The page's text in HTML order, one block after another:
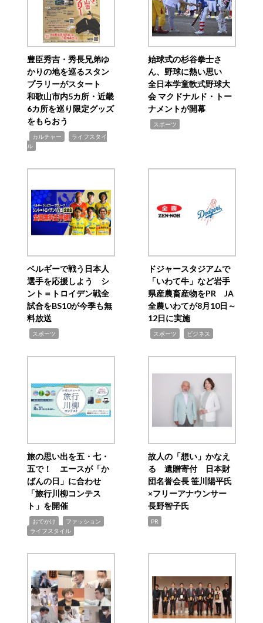
豊臣秀吉・秀長兄弟ゆ
かりの地を巡るスタン
プラリーがスタート
和歌山市内5カ所・近畿
6カ所を巡り限定グッズ
をもらおう
カルチャー
ライフスタイ
ル
始球式の杉谷拳士さ
ん、野球に熱い思い
全日本学童軟式野球大
会 マクドナルド・トー
ナメントが開幕
スポーツ
ベルギーで戦う日本人
選手を応援しよう シ
ント＝トロイデン戦全
試合をBS10が今季も無
料放送
スポーツ
ドジャースタジアムで
「いわて牛」など岩手
県産農畜産物をPR JA
全農いわてが8月10日～
12日に実施
スポーツ ビジネス
旅の思い出を五・七・
五で！ エースが「か
ばんの日」に合わせ
「旅行川柳コンテス
ト」を開催
おでかけ ファッション
ライフスタイル
故人の「想い」かなえ
る 遺贈寄付 日本財
団名誉会長 笹川陽平氏
×フリーアナウンサー
長野智子氏
PR